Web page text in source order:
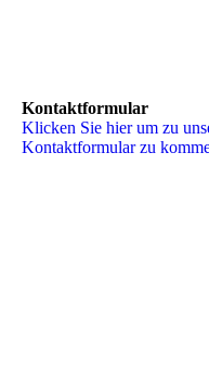
Kontaktformular
Klicken Sie hier um zu
Kon­takt­for­mu­lar zu